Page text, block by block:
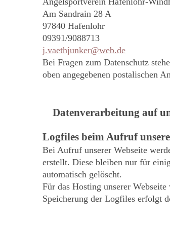
Am Sandrain 28 A
97840 Hafenlohr
09391/9088713
j.vaethjunker@web.de
Bei Fragen zum Datenschutz
oben angegebenen postalischen
Datenverarbeitung auf
Logfiles beim Aufruf
Bei Aufruf unserer Webseite
erstellt. Diese bleiben nur für
automatisch gelöscht.
Für das Hosting unserer
Speicherung der Logfiles erfolgt